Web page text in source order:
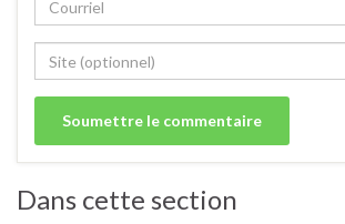
Dans cette section